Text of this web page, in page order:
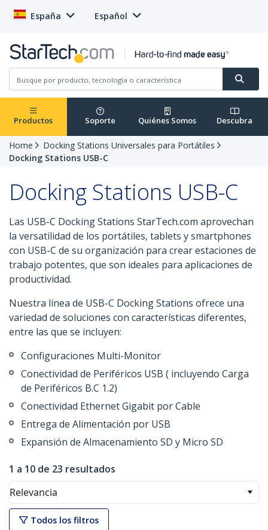
España Español
Productos Soporte Quiénes Somos Descubra
Home
Docking Stations Universales para Portátiles
Docking Stations USB-C
Docking Stations USB-C
Las USB-C Docking Stations StarTech.com aprovechan
la versatilidad de los portátiles, tablets y smartphones
con USB-C de su organización para crear estaciones de
trabajo potentes, que son ideales para aplicaciones de
productividad.
Nuestra línea de USB-C Docking Stations ofrece una
variedad de soluciones con características diferentes,
entre las que se incluyen:
Configuraciones Multi-Monitor
Conectividad de Periféricos USB ( incluyendo Carga
de Periféricos B.C 1.2)
Conectividad Ethernet Gigabit por Cable
Entrega de Alimentación por USB
Expansión de Almacenamiento SD y Micro SD
1 a 10 de 23 resultados
Relevancia
Todos los filtros